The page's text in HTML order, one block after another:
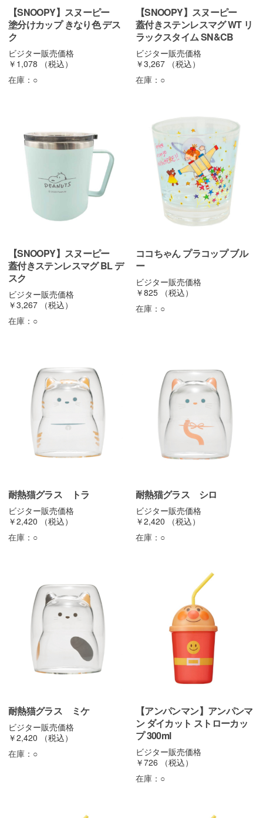
【SNOOPY】スヌーピー
塗分けカップ きなり色 デス
ク
ビジター販売価格
￥1,078
（税込）
在庫： ○
【SNOOPY】スヌーピー
蓋付きステンレスマグ WT リ
ラックスタイム SN&CB
ビジター販売価格
￥3,267
（税込）
在庫： ○
【SNOOPY】スヌーピー
蓋付きステンレスマグ BL デ
スク
ビジター販売価格
￥3,267
（税込）
在庫： ○
ココちゃん プラコップ ブル
ー
ビジター販売価格
￥825
（税込）
在庫： ○
耐熱猫グラス トラ
ビジター販売価格
￥2,420
（税込）
在庫： ○
耐熱猫グラス シロ
ビジター販売価格
￥2,420
（税込）
在庫： ○
耐熱猫グラス ミケ
ビジター販売価格
￥2,420
（税込）
在庫： ○
【アンパンマン】アンパンマ
ン ダイカット ストローカッ
プ 300ml
ビジター販売価格
￥726
（税込）
在庫： ○